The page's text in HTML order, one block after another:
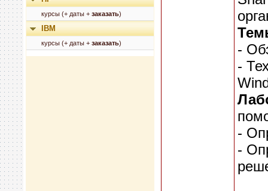
курсы (+ даты + заказать)
IBM
курсы (+ даты + заказать)
-
-
-
-